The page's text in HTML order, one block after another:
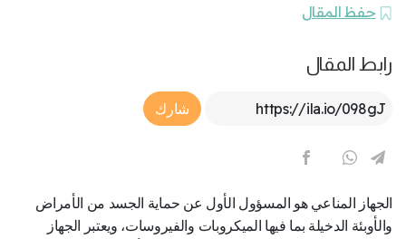
حفظ المقال
رابط المقال
Article Link
شارك
الجهاز المناعي هو المسؤول الأول عن حماية الجسد من الأمراض
والأوبئة الدخيلة بما فيها الميكروبات والفيروسات، ويعتبر الجهاز